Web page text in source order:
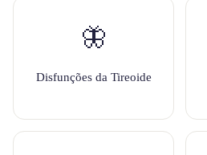
🦋
Disfunções da Tireoide